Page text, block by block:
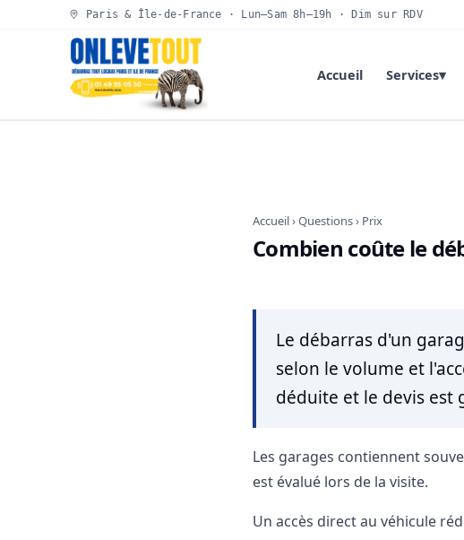
Paris & Île-de-France · Lun–Sam 8h–19h · Dim sur RDV
Accueil Services▾
Accueil›Questions› Prix
Combien coûte le
Le débarras d'un
selon le volume et
déduite et le devis est
Les garages contiennent
est évalué lors de la visite.
Un accès direct au véhicule